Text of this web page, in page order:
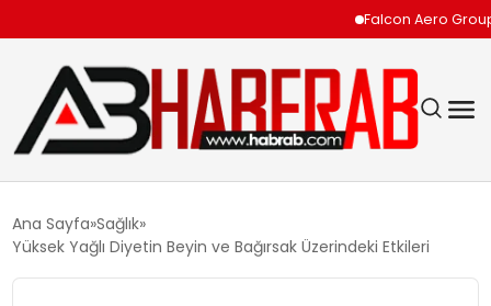
Falcon Aero Group,
Ana Sayfa Sağlık
Yüksek Yağlı Diyetin Beyin ve Bağırsak Üzerindeki Etkileri